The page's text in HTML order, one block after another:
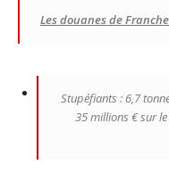
Les douanes de
Stupéfiants : 6,7
35 millions € sur